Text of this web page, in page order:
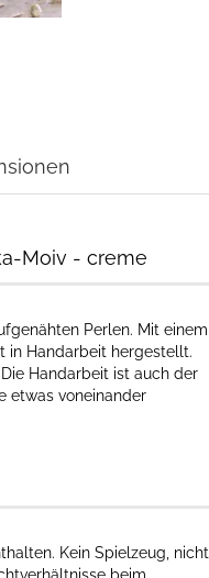
Moiv - creme
Perlen. Mit einem
in Handarbeit hergestellt.
Handarbeit ist auch der
etwas voneinander
Kein Spielzeug, nicht